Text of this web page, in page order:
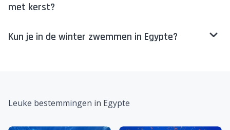
met kerst?
Kun je in de winter zwemmen in Egypte?
Leuke bestemmingen in Egypte